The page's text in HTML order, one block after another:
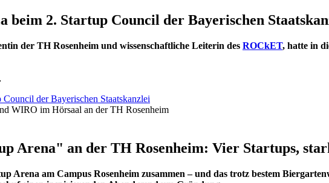
beim 2. Startup Council der Bayerischen
der TH Rosenheim und wissenschaftliche Leiterin des ROCkET, hatte in
der Bayerischen Staatskanzlei
Arena" an der TH Rosenheim: Vier Startups,
Arena am Campus Rosenheim zusammen – und das trotz bestem